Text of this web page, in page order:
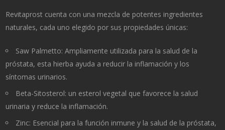
Revitaprost cuenta con una mezcla de potentes ingredientes
naturales, cada uno elegido por sus propiedades únicas:
Saw Palmetto: Ampliamente utilizada para la salud de la
próstata, esta hierba ayuda a reducir la inflamación y los
síntomas urinarios.
Beta-Sitosterol: un esterol vegetal que favorece la salud
urinaria y reduce la inflamación.
Zinc: Esencial para la función inmune y la salud de la próstata,